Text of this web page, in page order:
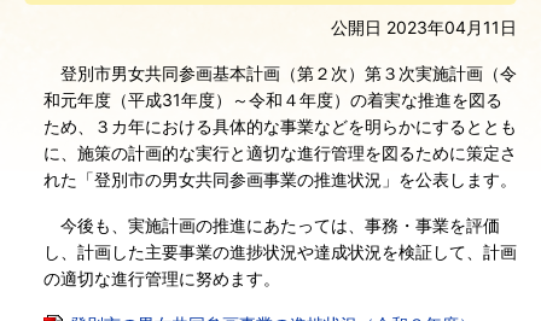
公開日 2023年04月11日
登別市男女共同参画基本計画（第２次）第３次実施計画（令
和元年度（平成31年度）～令和４年度）の着実な推進を図る
ため、３カ年における具体的な事業などを明らかにするととも
に、施策の計画的な実行と適切な進行管理を図るために策定さ
れた「登別市の男女共同参画事業の推進状況」を公表します。
今後も、実施計画の推進にあたっては、事務・事業を評価
し、計画した主要事業の進捗状況や達成状況を検証して、計画
の適切な進行管理に努めます。